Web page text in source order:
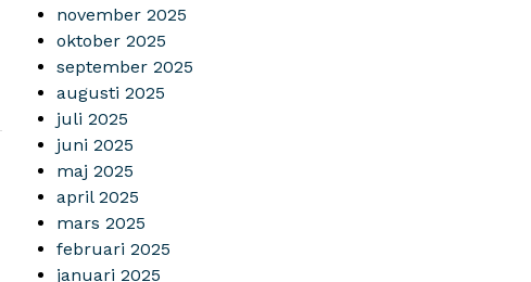
november 2025
oktober 2025
september 2025
augusti 2025
juli 2025
juni 2025
maj 2025
april 2025
mars 2025
februari 2025
januari 2025